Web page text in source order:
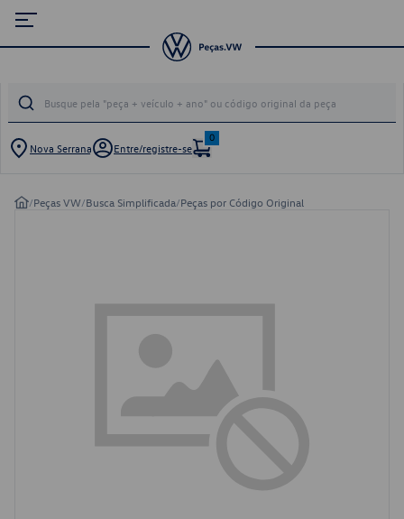
Nova Serrana Entre/registre-se
0
/Peças VW/Busca Simplificada/Peças por Código Original